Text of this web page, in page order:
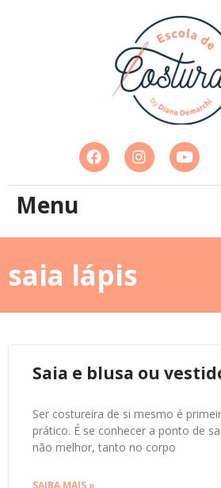
Menu
saia lápis
Saia e blusa ou
Ser costureira de si mesmo é
prático. É se conhecer a ponto de
não melhor, tanto no corpo
SAIBA MAIS »